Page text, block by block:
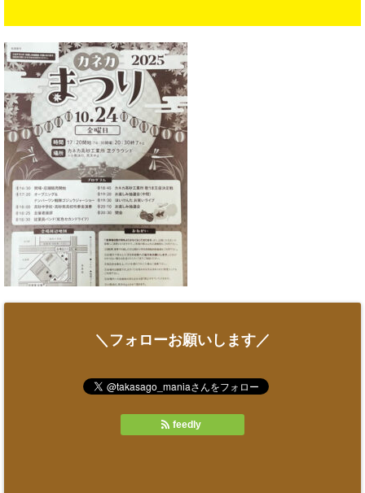
＼フォローお願いします／
feedly